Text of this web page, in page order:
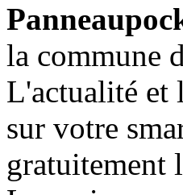
la commune
L'actualité et
sur votre
gratuitement